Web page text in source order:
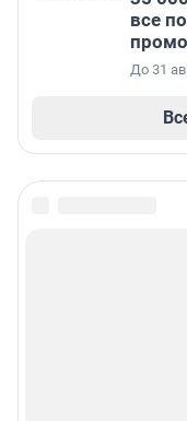
все
До 31